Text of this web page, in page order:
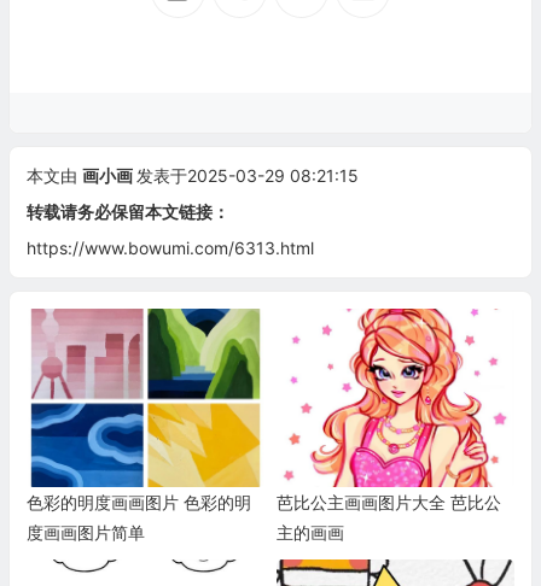
本文由 画小画 发表于2025-03-29 08:21:15
转载请务必保留本文链接：
https://www.bowumi.com/6313.html
色彩的明度画画图片 色彩的明
度画画图片简单
芭比公主画画图片大全 芭比公
主的画画